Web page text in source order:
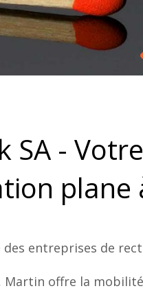
SA -
plane
entreprises de
offre la